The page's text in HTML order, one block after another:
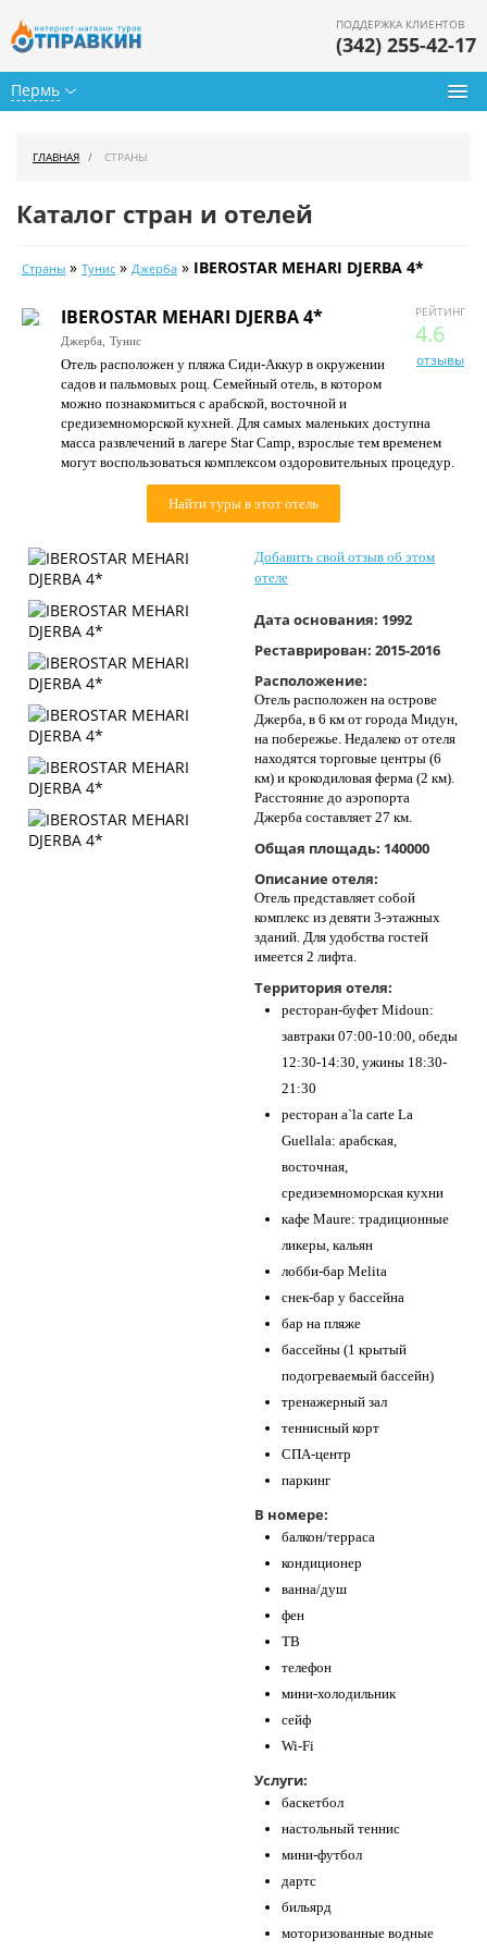
Пермь
ПОДДЕРЖКА КЛИЕНТОВ
(342) 255-42-17
Календарь туров
Цены дня
Страны
Как купить
О нас
ГЛАВНАЯ СТРАНЫ
Каталог стран и отелей
Страны » Тунис » Джерба » IBEROSTAR MEHARI DJERBA 4*
РЕЙТИНГ
4.6
отзывы
IBEROSTAR MEHARI DJERBA 4*
Джерба, Тунис
Отель расположен у пляжа Сиди-Аккур в окружении
садов и пальмовых рощ. Семейный отель, в котором
можно познакомиться с арабской, восточной и
средиземноморской кухней. Для самых маленьких доступна
масса развлечений в лагере Star Camp, взрослые тем временем
могут воспользоваться комплексом оздоровительных процедур.
Найти туры в этот отель
Добавить свой отзыв об этом
отеле
Дата основания: 1992
Реставрирован: 2015-2016
Расположение:
Отель расположен на острове
Джерба, в 6 км от города Мидун,
на побережье. Недалеко от отеля
находятся торговые центры (6
км) и крокодиловая ферма (2 км).
Расстояние до аэропорта
Джерба составляет 27 км.
Общая площадь: 140000
Описание отеля:
Отель представляет собой
комплекс из девяти 3-этажных
зданий. Для удобства гостей
имеется 2 лифта.
Территория отеля:
ресторан-буфет Midoun:
завтраки 07:00-10:00, обеды
12:30-14:30, ужины 18:30-
21:30
ресторан a`la carte La
Guellala: арабская,
восточная,
средиземноморская кухни
кафе Maure: традиционные
ликеры, кальян
лобби-бар Melita
снек-бар у бассейна
бар на пляже
бассейны (1 крытый
подогреваемый бассейн)
тренажерный зал
теннисный корт
СПА-центр
паркинг
В номере:
балкон/терраса
кондиционер
ванна/душ
фен
ТВ
телефон
мини-холодильник
сейф
Wi-Fi
Услуги:
баскетбол
настольный теннис
мини-футбол
дартс
бильярд
моторизованные водные